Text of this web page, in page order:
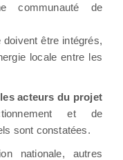
communauté de
doivent être intégrés,
locale entre les
acteurs du projet
et de
sont constatées.
nationale, autres